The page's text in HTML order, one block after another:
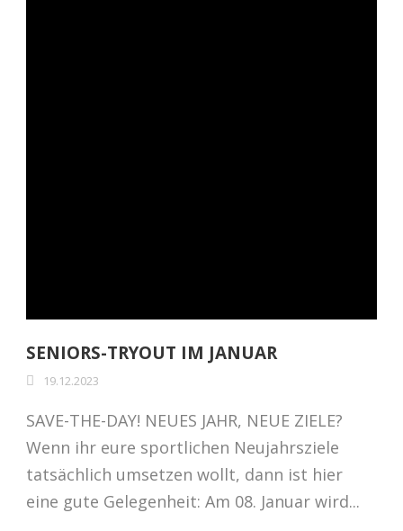
SENIORS-TRYOUT IM JANUAR
19.12.2023
SAVE-THE-DAY! NEUES JAHR, NEUE ZIELE?
Wenn ihr eure sportlichen Neujahrsziele
tatsächlich umsetzen wollt, dann ist hier
eine gute Gelegenheit: Am 08. Januar wird...